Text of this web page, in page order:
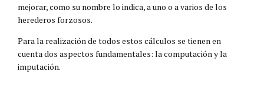
mejorar, como su nombre lo indica, a uno o a varios de los
herederos forzosos.
Para la realización de todos estos cálculos se tienen en
cuenta dos aspectos fundamentales: la computación y la
imputación.